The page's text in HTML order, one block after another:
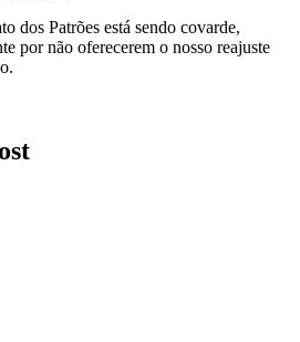
dos Patrões está sendo covarde,
por não oferecerem o nosso reajuste